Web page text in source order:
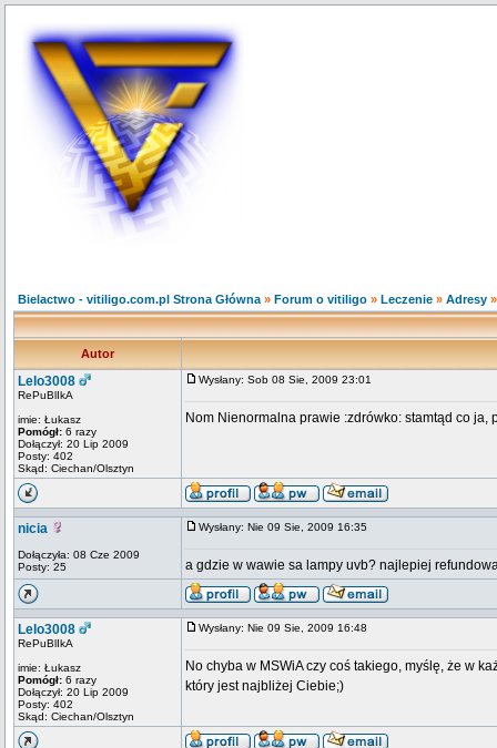
Bielactwo - vitiligo.com.pl Strona Główna » Forum o vitiligo » Leczenie » Adresy
Autor
Lelo3008
RePuBlIkA
imie: Łukasz
Pomógł: 6 razy
Dołączył: 20 Lip 2009
Posty: 402
Skąd: Ciechan/Olsztyn
Wysłany: Sob 08 Sie, 2009 23:01
Nom Nienormalna prawie :zdrówko: stamtąd co ja,
nicia
Dołączyła: 08 Cze 2009
Posty: 25
Wysłany: Nie 09 Sie, 2009 16:35
a gdzie w wawie sa lampy uvb? najlepiej
Lelo3008
RePuBlIkA
imie: Łukasz
Pomógł: 6 razy
Dołączył: 20 Lip 2009
Posty: 402
Skąd: Ciechan/Olsztyn
Wysłany: Nie 09 Sie, 2009 16:48
No chyba w MSWiA czy coś takiego, myślę, że w
który jest najbliżej Ciebie;)